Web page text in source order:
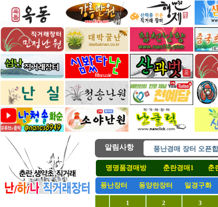
알림사항
풍난경매 장터 오픈
난하나 직거래 장터
난하나직거래 모든
난하나직거래 모든
명명품경매방 춘란경매1 춘
풍난장터 동양란장터 일경구화
1 2 3